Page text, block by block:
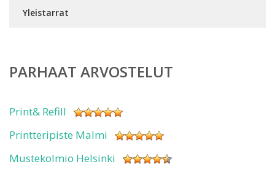
Yleistarrat
PARHAAT ARVOSTELUT
Print& Refill
Printteripiste Malmi
Mustekolmio Helsinki